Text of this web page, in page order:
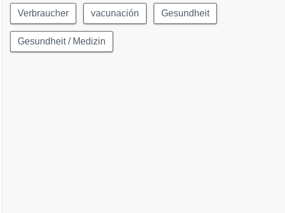
Verbraucher vacunación Gesundheit
Gesundheit / Medizin